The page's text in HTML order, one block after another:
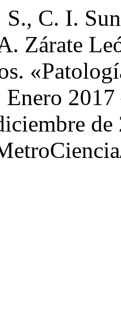
C. I.
Zárate